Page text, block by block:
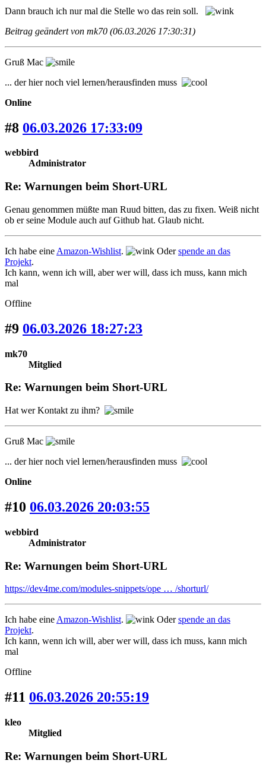
Dann brauch ich nur mal die Stelle wo das rein soll.
Beitrag geändert von mk70 (06.03.2026 17:30:31)
Gruß Mac
... der hier noch viel lernen/herausfinden muss
Online
#8 06.03.2026 17:33:09
webbird
Administrator
Re: Warnungen beim Short-URL
Genau genommen müßte man Ruud bitten, das zu fixen. Weiß nicht
ob er seine Module auch auf Github hat. Glaub nicht.
Ich habe eine Amazon-Wishlist. Oderspende an das
Projekt.
Ich kann, wenn ich will, aber wer will, dass ich muss, kann mich
mal
Offline
#9 06.03.2026 18:27:23
mk70
Mitglied
Re: Warnungen beim Short-URL
Hat wer Kontakt zu ihm?
Gruß Mac
... der hier noch viel lernen/herausfinden muss
Online
#10 06.03.2026 20:03:55
webbird
Administrator
Re: Warnungen beim Short-URL
https://dev4me.com/modules-snippets/ope … /shorturl/
Ich habe eine Amazon-Wishlist. Oderspende an das
Projekt.
Ich kann, wenn ich will, aber wer will, dass ich muss, kann mich
mal
Offline
#11 06.03.2026 20:55:19
kleo
Mitglied
Re: Warnungen beim Short-URL